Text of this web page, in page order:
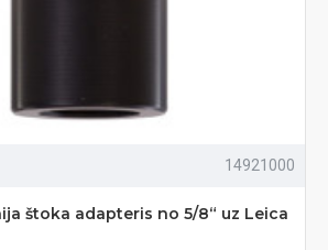
14921000
štoka adapteris no 5/8“ uz Leica